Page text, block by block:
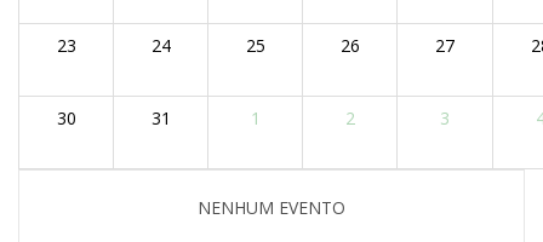
23 24 25 26 27
30 31 1 2 3
NENHUM EVENTO